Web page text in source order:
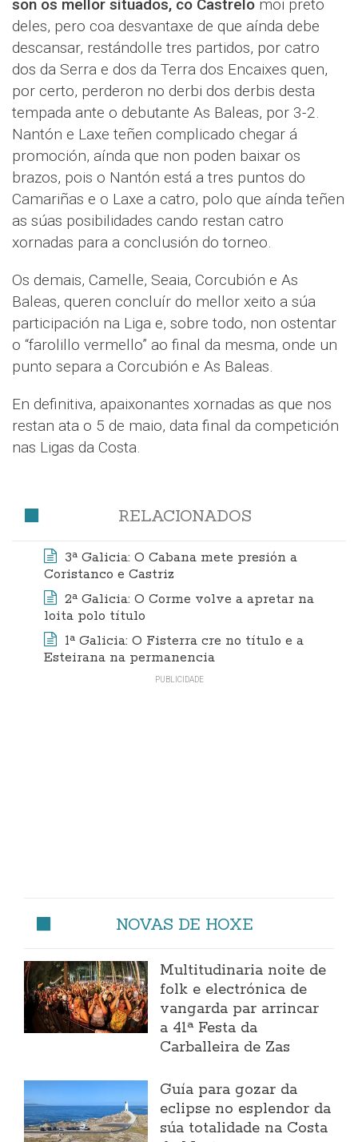
son os mellor situados, co Castrelo moi preto
deles, pero coa desvantaxe de que aínda debe
descansar, restándolle tres partidos, por catro
dos da Serra e dos da Terra dos Encaixes quen,
por certo, perderon no derbi dos derbis desta
tempada ante o debutante As Baleas, por 3-2.
Nantón e Laxe teñen complicado chegar á
promoción, aínda que non poden baixar os
brazos, pois o Nantón está a tres puntos do
Camariñas e o Laxe a catro, polo que aínda teñen
as súas posibilidades cando restan catro
xornadas para a conclusión do torneo.
Os demais, Camelle, Seaia, Corcubión e As
Baleas, queren concluír do mellor xeito a súa
participación na Liga e, sobre todo, non ostentar
o “farolillo vermello” ao final da mesma, onde un
punto separa a Corcubión e As Baleas.
En definitiva, apaixonantes xornadas as que nos
restan ata o 5 de maio, data final da competición
nas Ligas da Costa.
RELACIONADOS
3ª Galicia: O Cabana mete presión a
Coristanco e Castriz
2ª Galicia: O Corme volve a apretar na
loita polo título
1ª Galicia: O Fisterra cre no título e a
Esteirana na permanencia
NOVAS DE HOXE
Multitudinaria noite de
folk e electrónica de
vangarda par arrincar
a 41ª Festa da
Carballeira de Zas
Guía para gozar da
eclipse no esplendor da
súa totalidade na Costa